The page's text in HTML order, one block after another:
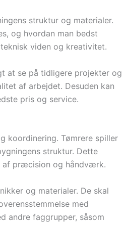
struktur og materialer.
og hvordan man bedst
viden og kreativitet.
at se på tidligere projekter og
af arbejdet. Desuden kan
pris og service.
koordinering. Tømrere spiller
struktur. Dette
af præcision og håndværk.
og materialer. De skal
med
andre faggrupper, såsom